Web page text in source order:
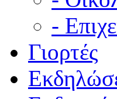
-
Γιορτές